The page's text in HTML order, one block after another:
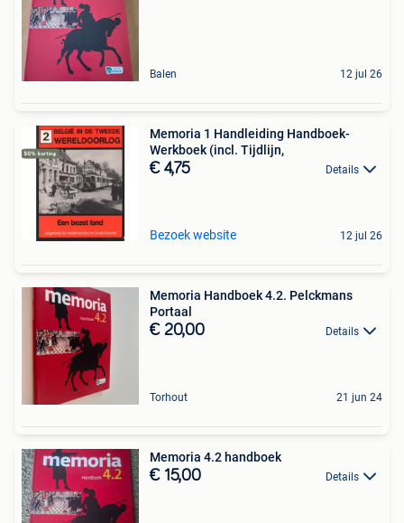
Balen 12 jul 26
Memoria 1 Handleiding Handboek-
Werkboek (incl. Tijdlijn,
€ 4,75 Details
Bezoek website 12 jul 26
Memoria Handboek 4.2. Pelckmans
Portaal
€ 20,00 Details
Torhout 21 jun 24
Memoria 4.2 handboek
€ 15,00 Details